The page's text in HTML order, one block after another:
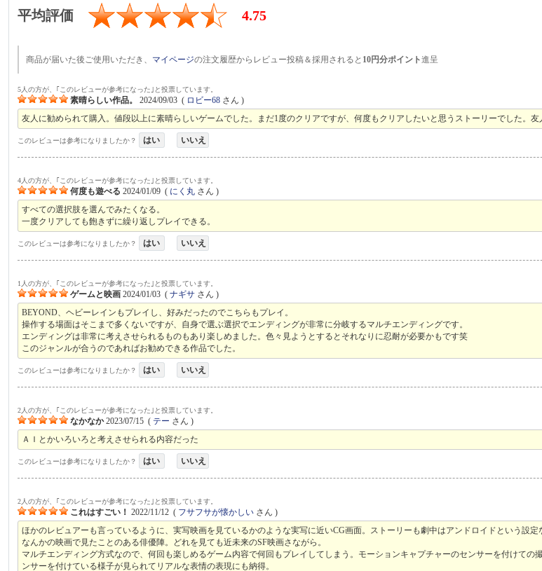
平均評価 4.75
商品が届いた後ご使用いただき、 マイページの注文履歴からレビュー投稿＆採用されると 10円分ポイント進呈
5人の方が、｢このレビューが参考になった｣と投票しています。
素晴らしい作品。 2024/09/03 ( ロビー68 さん )
友人に勧められて購入。値段以上に素晴らしいゲームでした。まだ1度のクリアですが、何度もクリアしたいと思うストーリーでした。友
このレビューは参考になりましたか？ はい いいえ
4人の方が、｢このレビューが参考になった｣と投票しています。
何度も遊べる 2024/01/09 ( にく丸 さん )
すべての選択肢を選んでみたくなる。
一度クリアしても飽きずに繰り返しプレイできる。
このレビューは参考になりましたか？ はい いいえ
1人の方が、｢このレビューが参考になった｣と投票しています。
ゲームと映画 2024/01/03 (ナギサ さん )
BEYOND、ヘビーレインもプレイし、好みだったのでこちらもプレイ。
操作する場面はそこまで多くないですが、自身で選ぶ選択でエンディングが非常に分岐するマルチエンディングです。
エンディングは非常に考えさせられるものもあり楽しめました。色々見ようとするとそれなりに忍耐が必要かもです笑
このジャンルが合うのであればお勧めできる作品でした。
このレビューは参考になりましたか？ はい いいえ
2人の方が、｢このレビューが参考になった｣と投票しています。
なかなか 2023/07/15 ( テー さん )
ＡＩとかいろいろと考えさせられる内容だった
このレビューは参考になりましたか？ はい いいえ
2人の方が、｢このレビューが参考になった｣と投票しています。
これはすごい！ 2022/11/12 ( フサフサが懐かしい さん )
ほかのレビュアーも言っているように、実写映画を見ているかのような実写に近いCG画面。ストーリーも劇中はアンドロイドという設定
なんかの映画で見たことのある俳優陣。どれを見ても近未来のSF映画さながら。
マルチエンディング方式なので、何回も楽しめるゲーム内容で何回もプレイしてしまう。モーションキャプチャーのセンサーを付けての
ンサーを付けている様子が見られてリアルな表情の表現にも納得。